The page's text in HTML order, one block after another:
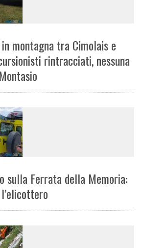
montagna tra Cimolais e
rintracciati, nessuna
sulla Ferrata della Memoria: